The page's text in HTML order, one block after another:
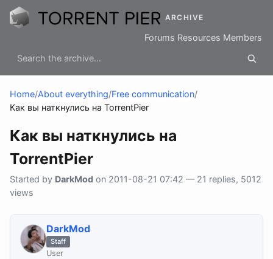
ARCHIVE
Forums Resources Members
Home/About everything/Free communication/
Как вы наткнулись на TorrentPier
Как вы наткнулись на
TorrentPier
Started by DarkMod on 2011-08-21 07:42 — 21 replies, 5012
views
DarkMod
Staff
User